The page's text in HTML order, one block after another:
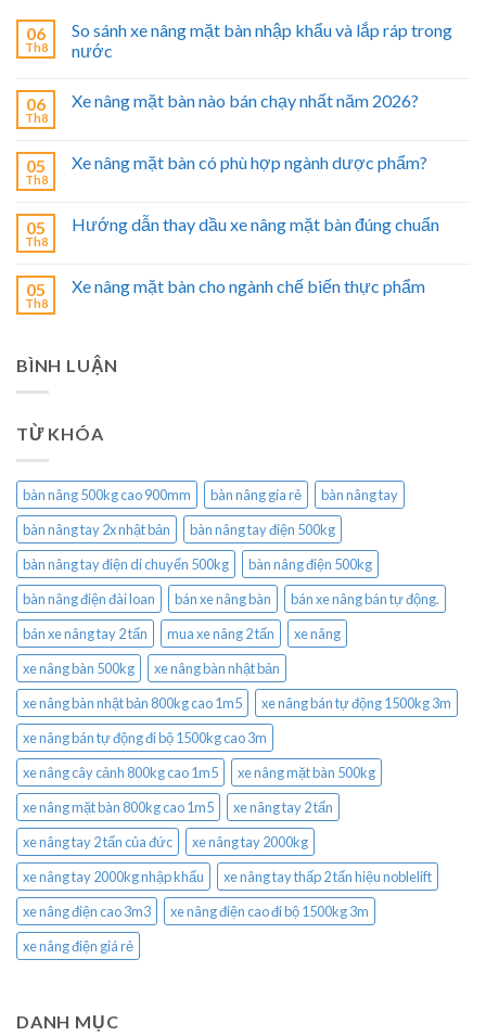
06
Th8
So sánh xe nâng mặt bàn nhập khẩu và lắp ráp trong
nước
06
Th8
Xe nâng mặt bàn nào bán chạy nhất năm 2026?
05
Th8
Xe nâng mặt bàn có phù hợp ngành dược phẩm?
05
Th8
Hướng dẫn thay dầu xe nâng mặt bàn đúng chuẩn
05
Th8
Xe nâng mặt bàn cho ngành chế biến thực phẩm
BÌNH LUẬN
TỪ KHÓA
bàn nâng 500kg cao 900mm bàn nâng gía rẻ
bàn nâng tay
bàn nâng tay 2x nhật bản
bàn nâng tay điện 500kg
bàn nâng tay điện di chuyển 500kg
bàn nâng điện 500kg
bàn nâng điện đài loan
bán xe nâng bàn
bán xe nâng bán tự động.
bán xe nâng tay 2 tấn
mua xe nâng 2 tấn
xe nâng
xe nâng bàn 500kg
xe nâng bàn nhật bản
xe nâng bàn nhật bản 800kg cao 1m5
xe nâng bán tự động 1500kg 3m
xe nâng bán tự động đi bộ 1500kg cao 3m
xe nâng cây cảnh 800kg cao 1m5
xe nâng mặt bàn 500kg
xe nâng mặt bàn 800kg cao 1m5
xe nâng tay 2 tấn
xe nâng tay 2 tấn của đức
xe nâng tay 2000kg
xe nâng tay 2000kg nhập khẩu
xe nâng tay thấp 2 tấn hiệu noblelift
xe nâng điện cao 3m3
xe nâng điện cao đi bộ 1500kg 3m
xe nâng điện giá rẻ
DANH MỤC